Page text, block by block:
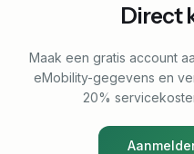
Direct
Maak een gratis account
eMobility-gegevens en
20%